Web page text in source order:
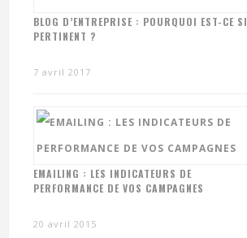
BLOG D’ENTREPRISE : POURQUOI EST-CE SI
PERTINENT ?
7 avril 2017
EMAILING : LES INDICATEURS DE
PERFORMANCE DE VOS CAMPAGNES
20 avril 2015